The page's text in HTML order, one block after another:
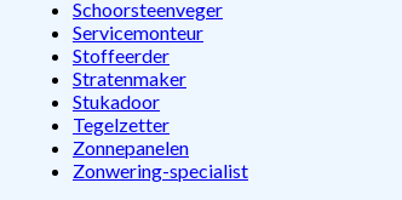
Schoorsteenveger
Servicemonteur
Stoffeerder
Stratenmaker
Stukadoor
Tegelzetter
Zonnepanelen
Zonwering-specialist